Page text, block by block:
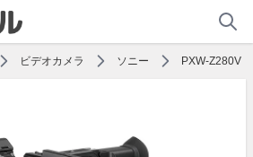
ビデオカメラ ソニー PXW-Z280V